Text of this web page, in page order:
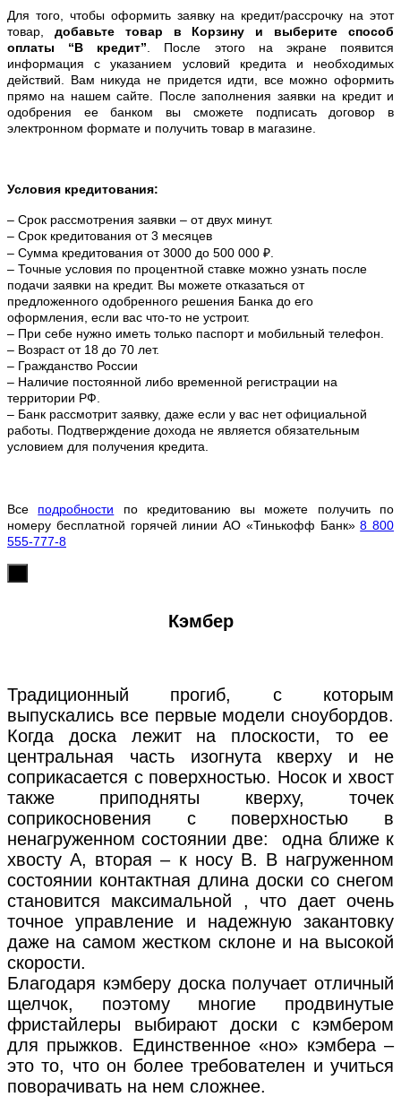
Для того, чтобы оформить заявку на кредит/рассрочку на этот
товар, добавьте товар в Корзину и выберите способ
оплаты “В кредит” . После этого на экране появится
информация с указанием условий кредита и необходимых
действий. Вам никуда не придется идти, все можно оформить
прямо на нашем сайте. После заполнения заявки на кредит и
одобрения ее банком вы сможете подписать договор в
электронном формате и получить товар в магазине.
Условия кредитования:
– Срок рассмотрения заявки – от двух минут.
– Срок кредитования от 3 месяцев
– Сумма кредитования от 3000 до 500 000 ₽.
– Точные условия по процентной ставке можно узнать после
подачи заявки на кредит. Вы можете отказаться от
предложенного одобренного решения Банка до его
оформления, если вас что-то не устроит.
– При себе нужно иметь только паспорт и мобильный телефон.
– Возраст от 18 до 70 лет.
– Гражданство России
– Наличие постоянной либо временной регистрации на
территории РФ.
– Банк рассмотрит заявку, даже если у вас нет официальной
работы. Подтверждение дохода не является обязательным
условием для получения кредита.
Все подробности по кредитованию вы можете получить по
номеру бесплатной горячей линии АО «Тинькофф Банк»8 800
555-777-8
Кэмбер
Традиционный прогиб, с которым
выпускались все первые модели сноубордов.
Когда доска лежит на плоскости, то ее
центральная часть изогнута кверху и не
соприкасается с поверхностью. Носок и хвост
также приподняты кверху, точек
соприкосновения с поверхностью в
ненагруженном состоянии две: одна ближе к
хвосту А, вторая – к носу В. В нагруженном
состоянии контактная длина доски со снегом
становится максимальной , что дает очень
точное управление и надежную закантовку
даже на самом жестком склоне и на высокой
скорости.
Благодаря кэмберу доска получает отличный
щелчок, поэтому многие продвинутые
фристайлеры выбирают доски с кэмбером
для прыжков. Единственное «но» кэмбера –
это то, что он более требователен и учиться
поворачивать на нем сложнее.